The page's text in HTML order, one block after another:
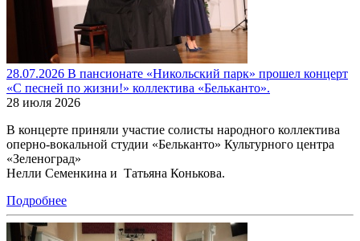
28.07.2026 В пансионате «Никольский парк» прошел концерт
«С песней по жизни!» коллектива «Бельканто».
28 июля 2026
В концерте приняли участие солисты народного коллектива
оперно-вокальной студии «Бельканто» Культурного центра
«Зеленоград»
Нелли Семенкина и Татьяна Конькова.
Подробнее